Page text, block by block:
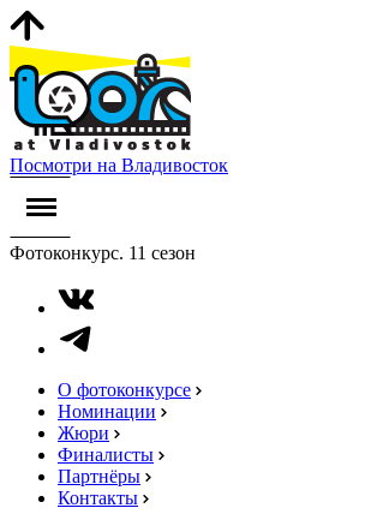
Посмотри на Владивосток
Фотоконкурс. 11 сезон
О фотоконкурсе
Номинации
Жюри
Финалисты
Партнёры
Контакты